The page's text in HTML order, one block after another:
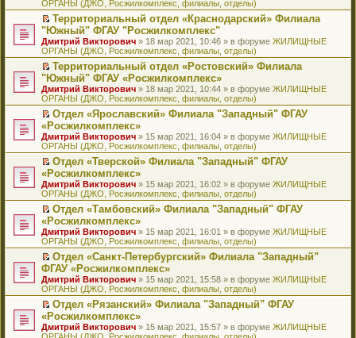
щ
е
н
и
ю
у
с
о
о
б
щ
е
н
и
ю
а
н
н
о
м
у
с
о
о
б
щ
е
н
ю
р
о
ч
и
т
а
н
н
о
м
у
с
о
б
щ
е
н
ю
м
у
н
е
п
р
о
ч
и
т
а
н
н
м
у
с
о
б
щ
е
н
ю
п
е
р
в
о
м
у
н
е
п
р
о
ч
т
а
н
н
м
у
с
о
б
щ
е
н
и
ю
е
й
т
и
к
п
е
р
в
о
м
у
н
п
р
о
ч
т
а
н
н
м
у
с
о
о
б
щ
е
н
ю
ОРГАНЫ (ДЖО, Росжилкомплекс, филиалы, отделы)
П
е
р
е
й
т
и
к
п
е
р
о
м
у
н
п
р
о
ч
т
а
н
н
о
м
у
с
о
б
Территориальный отдел «Краснодарский» Филиала
"Южный" ФГАУ "Росжилкомплекс"
Дмитрий Викторович » 18 мар 2021, 10:46 » в форуме ЖИЛИЩНЫЕ
ОРГАНЫ (ДЖО, Росжилкомплекс, филиалы, отделы)
П
е
р
е
й
т
к
п
е
р
о
м
у
н
п
р
о
ч
и
т
а
н
н
м
Территориальный отдел «Ростовский» Филиала
"Южный" ФГАУ «Росжилкомплекс»
Дмитрий Викторович » 18 мар 2021, 10:44 » в форуме ЖИЛИЩНЫЕ
ОРГАНЫ (ДЖО, Росжилкомплекс, филиалы, отделы)
П
р
е
й
т
к
п
е
р
о
м
у
н
е
п
р
о
ч
т
Отдел «Ярославский» Филиала "Западный" ФГАУ
«Росжилкомплекс»
Дмитрий Викторович » 15 мар 2021, 16:04 » в форуме ЖИЛИЩНЫЕ
ОРГАНЫ (ДЖО, Росжилкомплекс, филиалы, отделы)
П
р
е
й
т
к
п
е
р
в
о
м
у
н
п
Отдел «Тверской» Филиала "Западный" ФГАУ
«Росжилкомплекс»
Дмитрий Викторович » 15 мар 2021, 16:02 » в форуме ЖИЛИЩНЫЕ
ОРГАНЫ (ДЖО, Росжилкомплекс, филиалы, отделы)
П
р
е
й
т
и
к
п
е
р
о
Отдел «Тамбовский» Филиала "Западный" ФГАУ
«Росжилкомплекс»
Дмитрий Викторович » 15 мар 2021, 16:01 » в форуме ЖИЛИЩНЫЕ
ОРГАНЫ (ДЖО, Росжилкомплекс, филиалы, отделы)
П
е
р
е
й
т
к
Отдел «Санкт-Петербургский» Филиала "Западный"
ФГАУ «Росжилкомплекс»
Дмитрий Викторович » 15 мар 2021, 15:58 » в форуме ЖИЛИЩНЫЕ
ОРГАНЫ (ДЖО, Росжилкомплекс, филиалы, отделы)
П
р
Отдел «Рязанский» Филиала "Западный" ФГАУ
«Росжилкомплекс»
Дмитрий Викторович » 15 мар 2021, 15:57 » в форуме ЖИЛИЩНЫЕ
ОРГАНЫ (ДЖО, Росжилкомплекс, филиалы, отделы)